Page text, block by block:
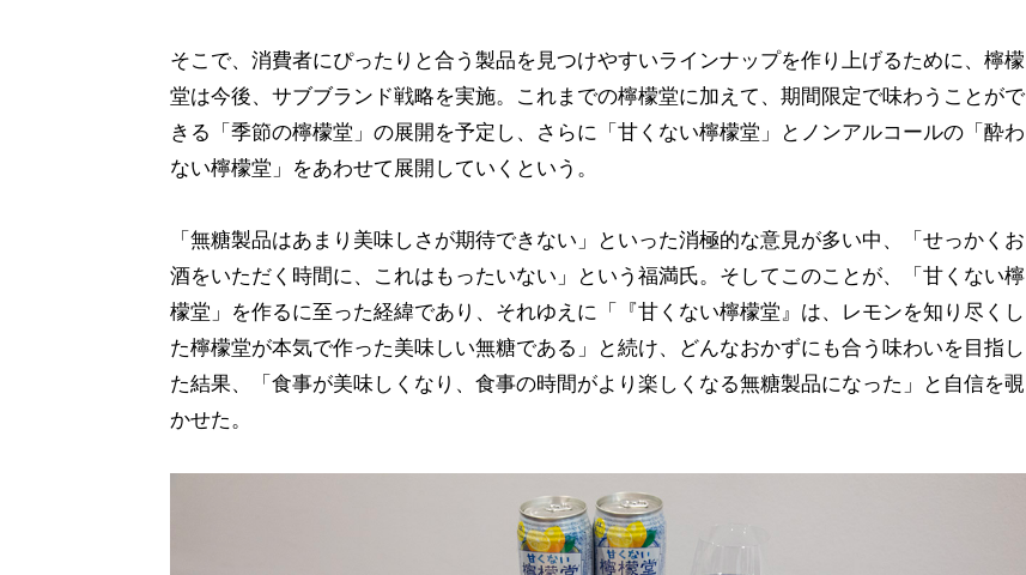
そこで、消費者にぴったりと合う製品を見つけやすいラインナップを作り上げるために、檸檬
堂は今後、サブブランド戦略を実施。これまでの檸檬堂に加えて、期間限定で味わうことがで
きる「季節の檸檬堂」の展開を予定し、さらに「甘くない檸檬堂」とノンアルコールの「酔わ
ない檸檬堂」をあわせて展開していくという。
「無糖製品はあまり美味しさが期待できない」といった消極的な意見が多い中、「せっかくお
酒をいただく時間に、これはもったいない」という福満氏。そしてこのことが、「甘くない檸
檬堂」を作るに至った経緯であり、それゆえに「『甘くない檸檬堂』は、レモンを知り尽くし
た檸檬堂が本気で作った美味しい無糖である」と続け、どんなおかずにも合う味わいを目指し
た結果、「食事が美味しくなり、食事の時間がより楽しくなる無糖製品になった」と自信を覗
かせた。